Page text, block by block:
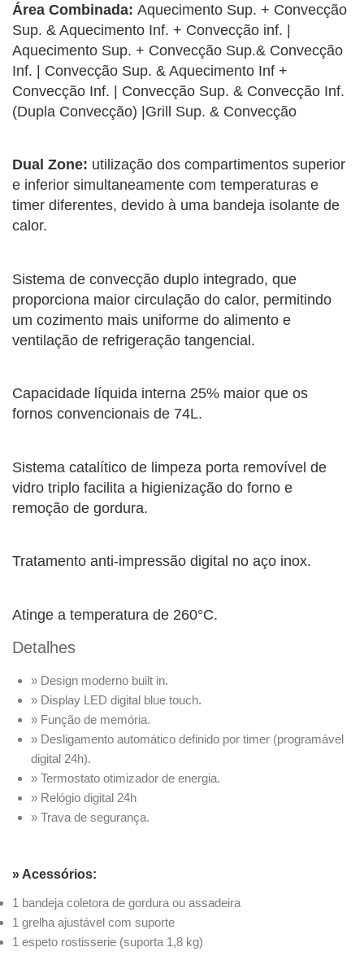
Área Combinada: Aquecimento Sup. + Convecção
Sup. & Aquecimento Inf. + Convecção inf. |
Aquecimento Sup. + Convecção Sup.& Convecção
Inf. | Convecção Sup. & Aquecimento Inf +
Convecção Inf. | Convecção Sup. & Convecção Inf.
(Dupla Convecção) |Grill Sup. & Convecção
Dual Zone: utilização dos compartimentos superior
e inferior simultaneamente com temperaturas e
timer diferentes, devido à uma bandeja isolante de
calor.
Sistema de convecção duplo integrado, que
proporciona maior circulação do calor, permitindo
um cozimento mais uniforme do alimento e
ventilação de refrigeração tangencial.
Capacidade líquida interna 25% maior que os
fornos convencionais de 74L.
Sistema catalítico de limpeza porta removível de
vidro triplo facilita a higienização do forno e
remoção de gordura.
Tratamento anti-impressão digital no aço inox.
Atinge a temperatura de 260°C.
Detalhes
» Design moderno built in.
» Display LED digital blue touch.
» Função de memória.
» Desligamento automático definido por timer (programável
digital 24h).
» Termostato otimizador de energia.
» Relógio digital 24h
» Trava de segurança.
» Acessórios:
1 bandeja coletora de gordura ou assadeira
1 grelha ajustável com suporte
1 espeto rostisserie (suporta 1,8 kg)